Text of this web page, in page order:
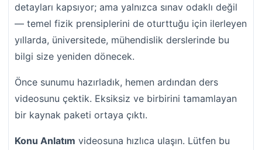
detayları kapsıyor; ama yalnızca sınav odaklı değil
— temel fizik prensiplerini de oturttuğu için ilerleyen
yıllarda, üniversitede, mühendislik derslerinde bu
bilgi size yeniden dönecek.
Önce sunumu hazırladık, hemen ardından ders
videosunu çektik. Eksiksiz ve birbirini tamamlayan
bir kaynak paketi ortaya çıktı.
Konu Anlatım videosuna hızlıca ulaşın. Lütfen bu